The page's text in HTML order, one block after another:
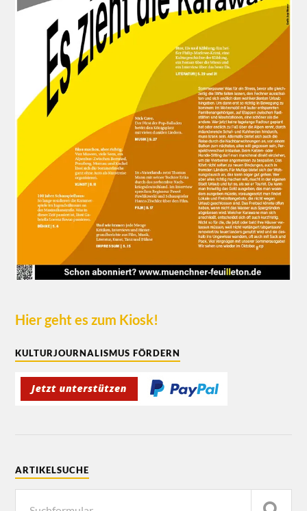
Hier geht es zum Kiosk!
KULTURJOURNALISMUS FÖRDERN
ARTIKELSUCHE